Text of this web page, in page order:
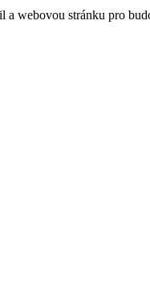
a webovou stránku pro